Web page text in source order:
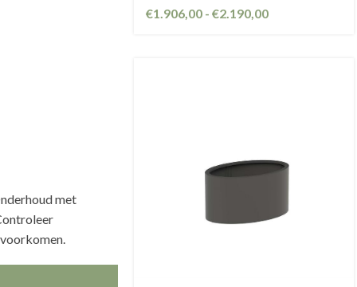
met
€1.906,00 - €2.190,00